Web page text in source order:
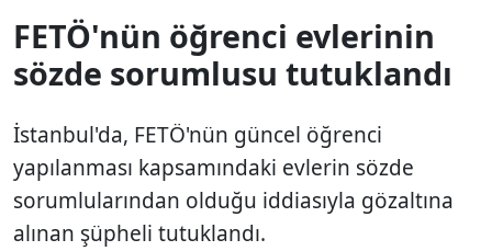
FETÖ'nün öğrenci evlerinin
sözde sorumlusu tutuklandı
İstanbul'da, FETÖ'nün güncel öğrenci
yapılanması kapsamındaki evlerin sözde
sorumlularından olduğu iddiasıyla gözaltına
alınan şüpheli tutuklandı.